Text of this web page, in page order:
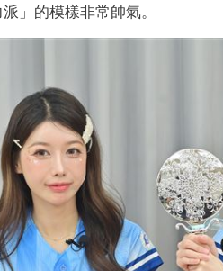
」的模樣非常帥氣。